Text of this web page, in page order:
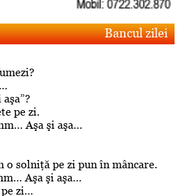
Bancul zilei
pe zi.
Aşa şi aşa…
o solniţă pe zi pun în mâncare.
Aşa şi aşa…
pe zi…